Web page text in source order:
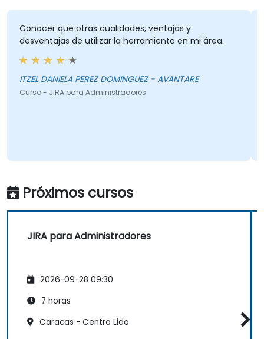
Conocer que otras cualidades, ventajas y
desventajas de utilizar la herramienta en mi área.
ITZEL DANIELA PEREZ DOMINGUEZ - AVANTARE
Curso - JIRA para Administradores
Próximos cursos
JIRA para Administradores
2026-09-28 09:30
7 horas
Caracas - Centro Lido